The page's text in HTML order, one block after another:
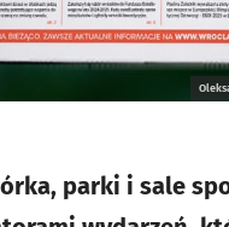
parki i sale